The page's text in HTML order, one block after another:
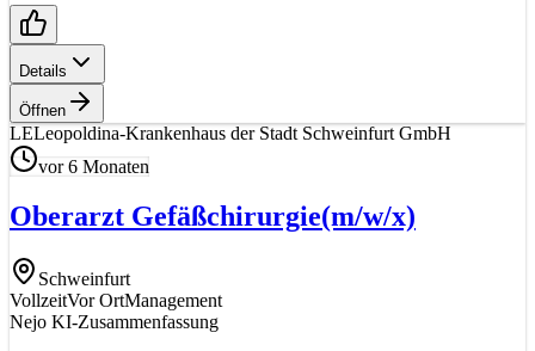
Details
Öffnen
LELeopoldina-Krankenhaus der Stadt Schweinfurt GmbH
vor 6 Monaten
Oberarzt Gefäßchirurgie(m/w/x)
Schweinfurt
VollzeitVor OrtManagement
Nejo KI-Zusammenfassung